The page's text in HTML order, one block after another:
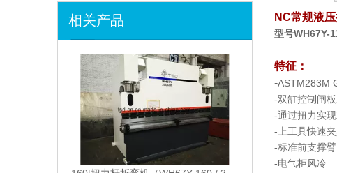
相关产品 NC常规液
型号WH67Y-
特征：
-ASTM283M
-双缸控制闸板
-通过扭力实
-上工具快速
-标准前支撑臂
-电气柜风冷